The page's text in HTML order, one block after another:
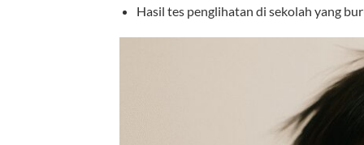
Hasil tes penglihatan di sekolah yang